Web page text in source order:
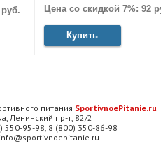
Цена со скидкой 7%: 92
Купить
питания SportivnoePitanie.ru
Ленинский пр-т, 82/2
550-95-98, 8 (800) 350-86-98